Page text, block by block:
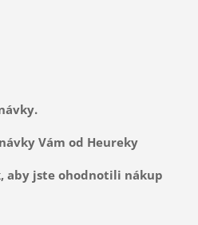
Vám od Heureky
aby jste ohodnotili nákup